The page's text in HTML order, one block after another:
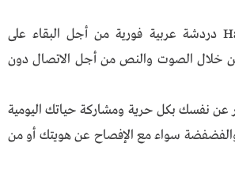
يتضمن تطبيق HalaMe دردشة عربية فورية من أجل البقاء على
خلال الصوت والنص من أجل الاتصال دون
عن نفسك بكل حرية ومشاركة حياتك اليومية
سواء مع الإفصاح عن هويتك أو من